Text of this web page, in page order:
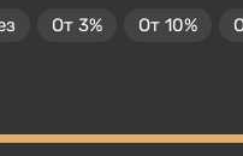
От 3% От 10%